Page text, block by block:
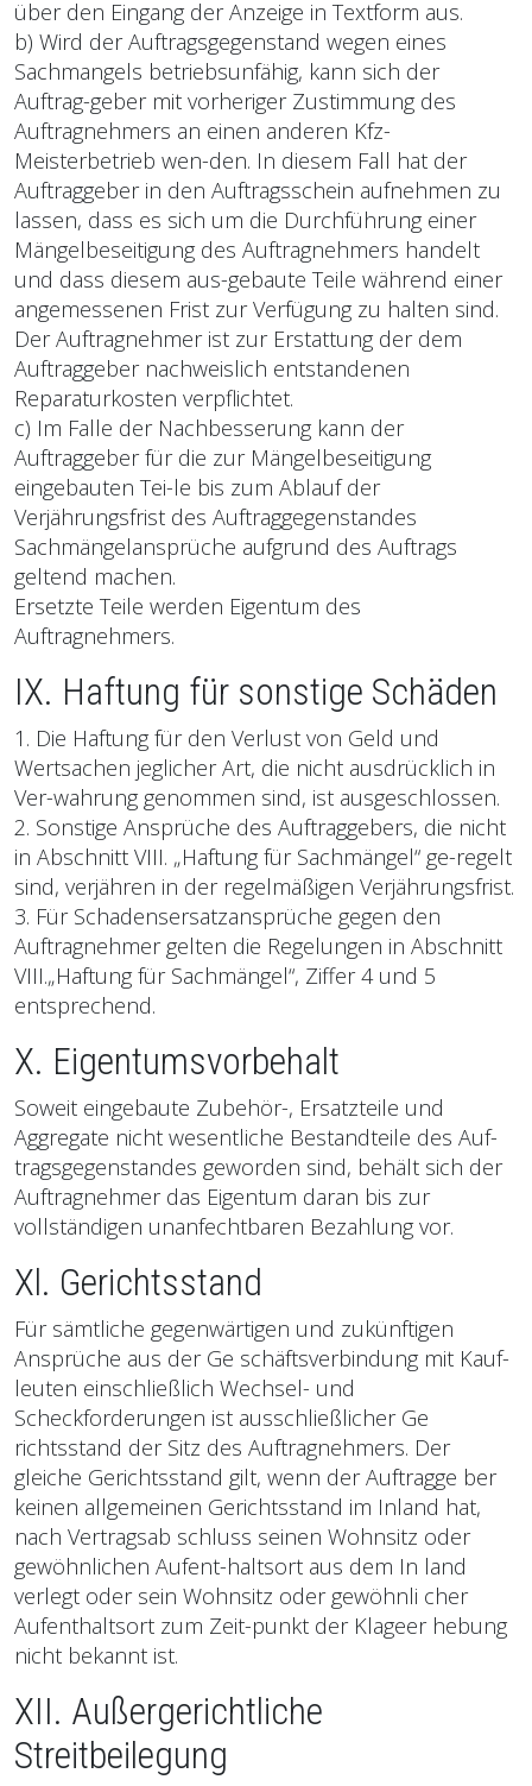
über den Eingang der Anzeige in Textform aus.
b) Wird der Auftragsgegenstand wegen eines
Sachmangels betriebsunfähig, kann sich der
Auftrag-geber mit vorheriger Zustimmung des
Auftragnehmers an einen anderen Kfz-
Meisterbetrieb wen-den. In diesem Fall hat der
Auftraggeber in den Auftragsschein aufnehmen zu
lassen, dass es sich um die Durchführung einer
Mängelbeseitigung des Auftragnehmers handelt
und dass diesem aus-gebaute Teile während einer
angemessenen Frist zur Verfügung zu halten sind.
Der Auftragnehmer ist zur Erstattung der dem
Auftraggeber nachweislich entstandenen
Reparaturkosten verpflichtet.
c) Im Falle der Nachbesserung kann der
Auftraggeber für die zur Mängelbeseitigung
eingebauten Tei-le bis zum Ablauf der
Verjährungsfrist des Auftraggegenstandes
Sachmängelansprüche aufgrund des Auftrags
geltend machen.
Ersetzte Teile werden Eigentum des
Auftragnehmers.
IX. Haftung für sonstige Schäden
1. Die Haftung für den Verlust von Geld und
Wertsachen jeglicher Art, die nicht ausdrücklich in
Ver-wahrung genommen sind, ist ausgeschlossen.
2. Sonstige Ansprüche des Auftraggebers, die nicht
in Abschnitt VIII. „Haftung für Sachmängel“ ge-regelt
sind, verjähren in der regelmäßigen Verjährungsfrist.
3. Für Schadensersatzansprüche gegen den
Auftragnehmer gelten die Regelungen in Abschnitt
VIII.„Haftung für Sachmängel“, Ziffer 4 und 5
entsprechend.
X. Eigentumsvorbehalt
Soweit eingebaute Zubehör-, Ersatzteile und
Aggregate nicht wesentliche Bestandteile des Auf-
tragsgegenstandes geworden sind, behält sich der
Auftragnehmer das Eigentum daran bis zur
vollständigen unanfechtbaren Bezahlung vor.
Xl. Gerichtsstand
Für sämtliche gegenwärtigen und zukünftigen
Ansprüche aus der Ge schäftsverbindung mit Kauf-
leuten einschließlich Wechsel- und
Scheckforderungen ist ausschließlicher Ge
richtsstand der Sitz des Auftragnehmers. Der
gleiche Gerichtsstand gilt, wenn der Auftragge ber
keinen allgemeinen Gerichtsstand im Inland hat,
nach Vertragsab schluss seinen Wohnsitz oder
gewöhnlichen Aufent-haltsort aus dem In land
verlegt oder sein Wohnsitz oder gewöhnli cher
Aufenthaltsort zum Zeit-punkt der Klageer hebung
nicht bekannt ist.
XII. Außergerichtliche
Streitbeilegung